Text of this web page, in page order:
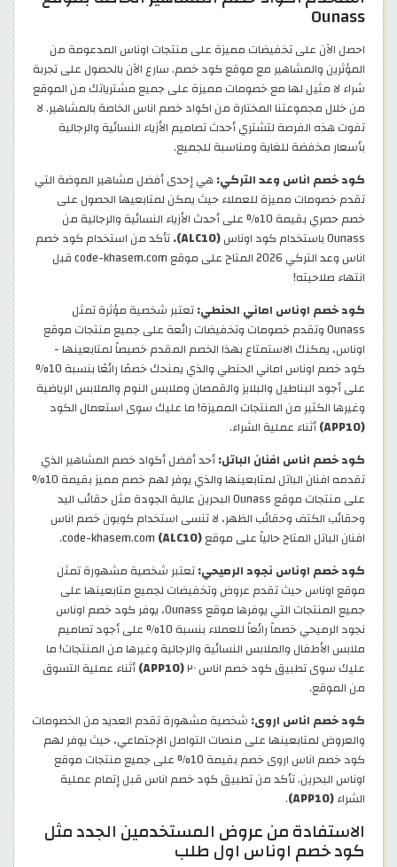
Ounass
احصل الآن على تخفيضات مميزة على منتجات اوناس المدعومة من
المؤثرين والمشاهير مع موقع كود خصم. سارع الآن بالحصول على تجربة
شراء لا مثيل لها مع خصومات مميزة على جميع مشترياتك من الموقع
من خلال مجموعتنا المختارة من اكواد خصم اناس الخاصة بالمشاهير. لا
تفوت هذه الفرصة لتشتري أحدث تصاميم الأزياء النسائية والرجالية
بأسعار مخفضة للغاية ومناسبة للجميع.
كود خصم اناس وعد التركي:هي إحدى أفضل مشاهير الموضة التي
تقدم خصومات مميزة للعملاء حيث يمكن لمتابعيها الحصول على
خصم حصري بقيمة 10% على أحدث الأزياء النسائية والرجالية من
Ounass باستخدام كود اوناس
(ALC10).
تأكد من استخدام كود خصم
اناس وعد التركي 2026 المتاح على موقع code-khasem.com قبل
انتهاء صلاحيته!
كود خصم اوناس اماني الحنطي:تعتبر شخصية مؤثرة تمثل
Ounass وتقدم خصومات وتخفيضات رائعة على جميع منتجات موقع
اوناس، يمكنك الاستمتاع بهذا الخصم المقدم خصيصاً لمتابعينها -
كود خصم اوناس اماني الحنطي والذي يمنحك خصمًا رائعًا بنسبة 10%
على أجود البناطيل والبلايز والقمصان وملابس النوم والملابس الرياضية
وغيرها الكثير من المنتجات المميزة! ما عليك سوى استعمال الكود
(APP10)
أثناء عملية الشراء.
كود خصم اناس افنان الباتل:أحد أفضل أكواد خصم المشاهير الذي
تقدمه افنان الباتل لمتابعينها والذي يوفر لهم خصم مميز بقيمة 10%
على منتجات موقع Ounass البحرين عالية الجودة مثل حقائب اليد
وحقائب الكتف وحقائب الظهر، لا تنسى استخدام كوبون خصم اناس
افنان الباتل المتاح حالياً على موقع code-khasem.com(ALC10)
.
كود خصم اوناس نجود الرميحي:تعتبر شخصية مشهورة تمثل
موقع اوناس حيث تقدم عروض وتخفيضات لجميع متابعينها على
جميع المنتجات التي يوفرها موقع Ounass، يوفر كود خصم اوناس
نجود الرميحي خصماً رائعاً للعملاء بنسبة 10% على أجود تصاميم
ملابس الأطفال والملابس النسائية والرجالية وغيرها من المنتجات! ما
عليك سوى تطبيق كود خصم اناس ٢٠
(APP10)
أثناء عملية التسوق
من الموقع.
كود خصم اناس اروى: شخصية مشهورة تقدم العديد من الخصومات
والعروض لمتابعينها على منصات التواصل الإجتماعي، حيث يوفر لهم
كود خصم اناس اروى خصم بقيمة 10% على جميع منتجات موقع
اوناس البحرين. تأكد من تطبيق كود خصم اناس قبل إتمام عملية
الشراء(APP10)
.
الاستفادة من عروض المستخدمين الجدد مثل
كود خصم اوناس اول طلب